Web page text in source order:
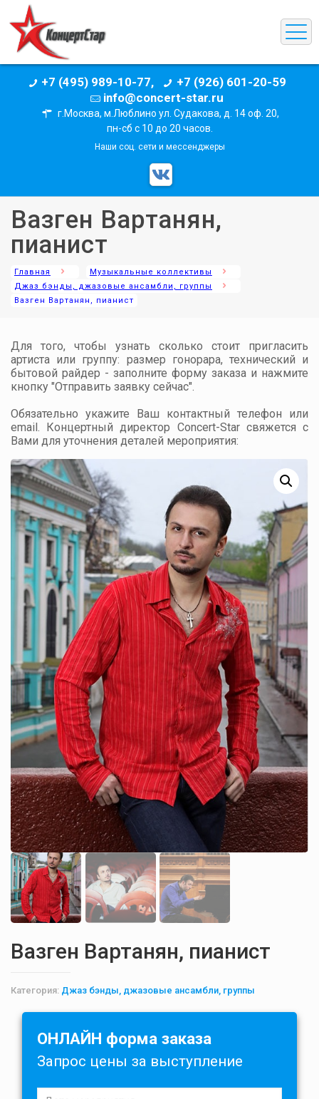
+7 (495) 989-10-77,
+7 (926) 601-20-59
info@concert-star.ru
г.Москва, м.Люблино ул. Судакова, д. 14 оф. 20,
пн-сб с 10 до 20 часов.
Наши соц. сети и мессенджеры
Вазген Вартанян,
пианист
Главная
Музыкальные коллективы
Джаз бэнды, джазовые ансамбли, группы
Вазген Вартанян, пианист
Для того, чтобы узнать сколько стоит пригласить
артиста или группу: размер гонорара, технический и
бытовой райдер - заполните форму заказа и нажмите
кнопку "Отправить заявку сейчас".
Обязательно укажите Ваш контактный телефон или
email. Концертный директор Concert-Star свяжется с
Вами для уточнения деталей мероприятия:
Вазген Вартанян, пианист
Категория: Джаз бэнды, джазовые ансамбли, группы
ОНЛАЙН форма заказа
Запрос цены за выступление